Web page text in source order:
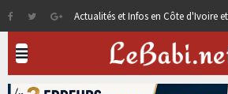
Actualités et Infos en Côte d'Ivoire